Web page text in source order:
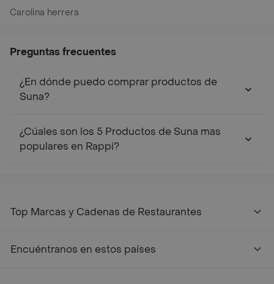
Carolina herrera
Preguntas frecuentes
¿En dónde puedo comprar productos de
Suna?
¿Cúales son los 5 Productos de Suna mas
populares en Rappi?
Top Marcas y Cadenas de Restaurantes
Encuéntranos en estos países